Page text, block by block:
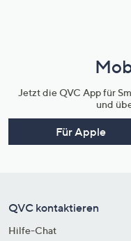
Jetzt die QVC App für
und
Für Apple
QVC kontaktieren
Hilfe-Chat